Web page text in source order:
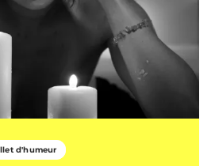
d'humeur